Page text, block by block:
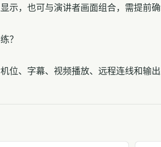
示，也可与演讲者画面组合，需提前确
？
位、字幕、视频播放、远程连线和输出